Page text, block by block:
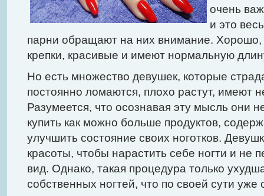
очень
и это
парни обращают на них внимание. Хорошо,
крепки, красивые и имеют нормальную
Но есть множество девушек, которые
постоянно ломаются, плохо растут, имеют
Разумеется, что осознавая эту мысль они
купить как можно больше продуктов,
улучшить состояние своих ноготков.
красоты, чтобы нарастить себе ногти и не
вид. Однако, такая процедура только
собственных ногтей, что по своей сути